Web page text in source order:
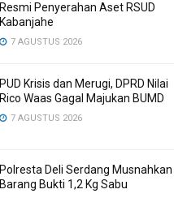
Resmi Penyerahan Aset RSUD
Kabanjahe
7 AGUSTUS 2026
PUD Krisis dan Merugi, DPRD Nilai
Rico Waas Gagal Majukan BUMD
7 AGUSTUS 2026
Polresta Deli Serdang Musnahkan
Barang Bukti 1,2 Kg Sabu